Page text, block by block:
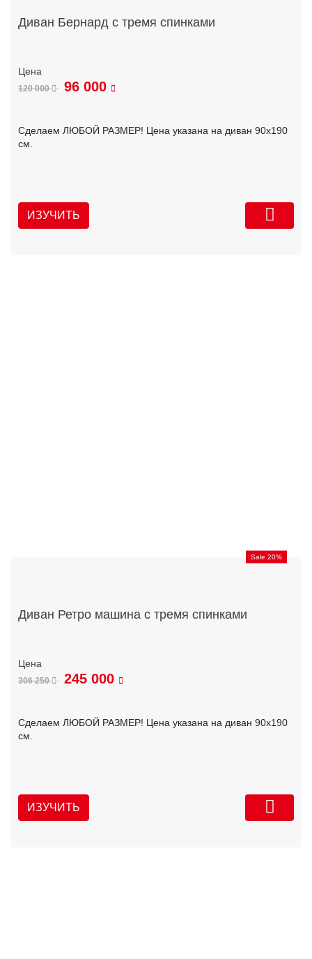
Диван Бернард с тремя спинками
120 000 96 000
Сделаем ЛЮБОЙ РАЗМЕР! Цена указана на диван 90х190
см.
ИЗУЧИТЬ
Sale 20%
Диван Ретро машина с тремя спинками
306 250 245 000
Сделаем ЛЮБОЙ РАЗМЕР! Цена указана на диван 90х190
см.
ИЗУЧИТЬ